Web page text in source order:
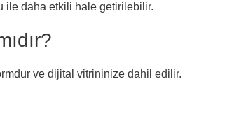
ile daha etkili hale getirilebilir.
ve dijital vitrininize dahil edilir.